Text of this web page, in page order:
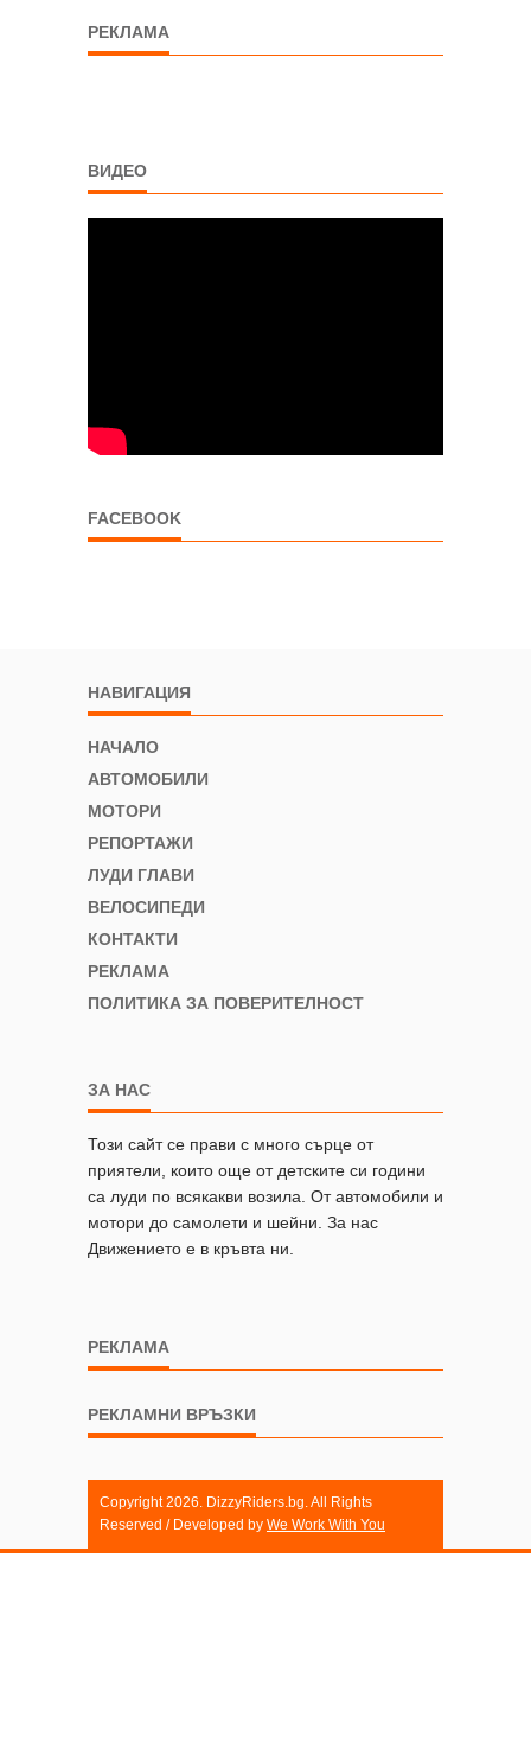
РЕКЛАМА
ВИДЕО
FACEBOOK
НАВИГАЦИЯ
НАЧАЛО
АВТОМОБИЛИ
МОТОРИ
РЕПОРТАЖИ
ЛУДИ ГЛАВИ
ВЕЛОСИПЕДИ
КОНТАКТИ
РЕКЛАМА
ПОЛИТИКА ЗА ПОВЕРИТЕЛНОСТ
ЗА НАС
Този сайт се прави с много сърце от
приятели, които още от детските си години
са луди по всякакви возила. От автомобили и
мотори до самолети и шейни. За нас
Движението е в кръвта ни.
РЕКЛАМА
РЕКЛАМНИ ВРЪЗКИ
Copyright 2026. DizzyRiders.bg. All Rights
Reserved / Developed by We Work With You